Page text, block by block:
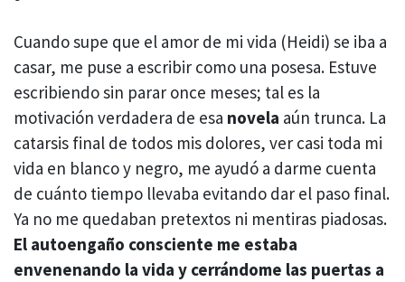
Cuando supe que el amor de mi vida (Heidi) se iba a
casar, me puse a escribir como una posesa. Estuve
escribiendo sin parar once meses; tal es la
motivación verdadera de esa novela aún trunca. La
catarsis final de todos mis dolores, ver casi toda mi
vida en blanco y negro, me ayudó a darme cuenta
de cuánto tiempo llevaba evitando dar el paso final.
Ya no me quedaban pretextos ni mentiras piadosas.
El autoengaño consciente me estaba
envenenando la vida y cerrándome las puertas a